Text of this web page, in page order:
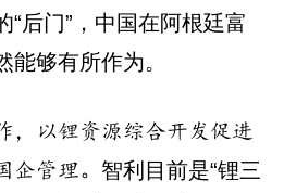
“后门”，中国在阿根廷富
能够有所作为。
，以锂资源综合开发促进
企管理。 智利目前是“锂三